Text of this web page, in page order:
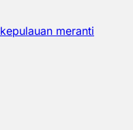
kepulauan meranti